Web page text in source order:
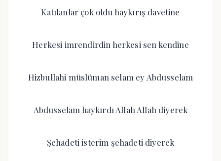
Katılanlar çok oldu haykırış davetine
Herkesi imrendirdin herkesi sen kendine
Hizbullahi müslüman selam ey Abdusselam
Abdusselam haykırdı Allah Allah diyerek
Şehadeti isterim şehadeti diyerek